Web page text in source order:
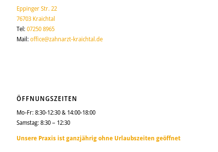
Eppinger Str. 22
76703 Kraichtal
Tel:07250 8965
Mail:office@zahnarzt-kraichtal.de
ÖFFNUNGSZEITEN
Mo-Fr: 8:30-12:30 & 14:00-18:00
Samstag: 8:30 – 12:30
Unsere Praxis ist ganzjährig ohne Urlaubszeiten geöffnet